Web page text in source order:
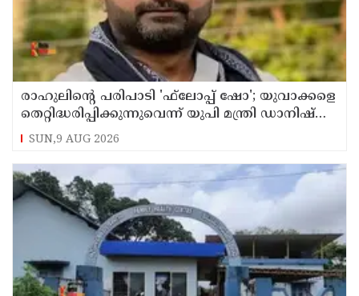
രാഹുലിന്റെ പരിപാടി 'ഫ്‌ലോപ്പ് ഷോ'; യുവാക്കളെ
തെറ്റിദ്ധരിപ്പിക്കുന്നുവെന്ന് യുപി മന്ത്രി ഡാനിഷ്
അന്‍സാരി
SUN,9 AUG 2026